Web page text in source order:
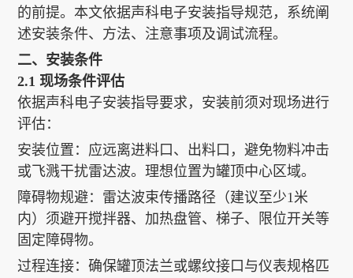
的前提。本文依据声科电子安装指导规范，系统阐
述安装条件、方法、注意事项及调试流程。
二、安装条件
2.1 现场条件评估
依据声科电子安装指导要求，安装前须对现场进行
评估：
安装位置：应远离进料口、出料口，避免物料冲击
或飞溅干扰雷达波。理想位置为罐顶中心区域。
障碍物规避：雷达波束传播路径（建议至少1米
内）须避开搅拌器、加热盘管、梯子、限位开关等
固定障碍物。
过程连接：确保罐顶法兰或螺纹接口与仪表规格匹